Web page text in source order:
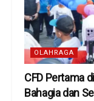
OLAHRAGA
CFD Pertama
Bahagia dan